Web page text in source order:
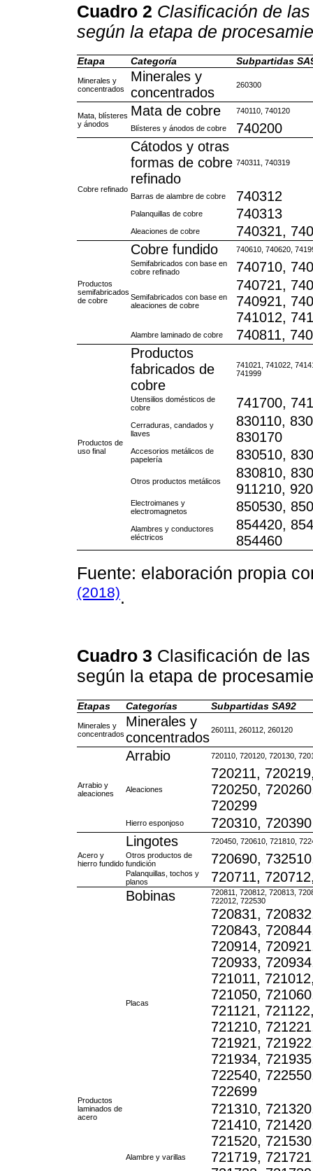
Cuadro 2 Clasificación de
según la etapa de
Etapa Categoría Subpartidas
Minerales y
concentrados
Minerales y
concentrados
260300
Mata, blísteres
y ánodos
Mata de cobre 740110, 740120
Blísteres y ánodos de cobre 740200
Cobre refinado
Cátodos y otras
formas de cobre
refinado
740311, 740319
Barras de alambre de cobre 740312
Palanquillas de cobre 740313
Aleaciones de cobre 740321,
Productos
semifabricados
de cobre
Cobre fundido
740610, 740620,
Semifabricados con base en
cobre refinado
740710,
Semifabricados con base en
aleaciones de cobre
740721,
740921,
741012,
Alambre laminado de cobre 740811,
Productos de
uso final
Productos
fabricados de
cobre
741021, 741022,
741999
Utensilios domésticos de
cobre
741700,
Cerraduras, candados y
llaves
830110,
830170
Accesorios metálicos de
papelería
830510,
Otros productos metálicos
830810,
911210,
Electroimanes y
electromagnetos
850530,
Alambres y conductores
eléctricos
854420,
854460
Fuente: elaboración propia
(2018).
Cuadro 3 Clasificación de
según la etapa de
Etapas Categorías Subpartidas SA92
Minerales y
concentrados
Minerales y
concentrados260111, 260112, 260120
Arrabio y
aleaciones
Arrabio 720110, 720120, 720130,
Aleaciones
720211,
720250,
720299
Hierro esponjoso 720310, 720390
Acero y
hierro fundido
Lingotes
720450, 720610, 721810,
Otros productos de
fundición
720690,
Palanquillas, tochos y
planos
720711,
Productos
laminados de
acero
Bobinas
720811, 720812, 720813,
722012, 722530
Placas
720831,
720843,
720914,
720933,
721011,
721050,
721121,
721210,
721921,
721934,
722540,
722699
Alambre y varillas
721310,
721410,
721520,
721719,